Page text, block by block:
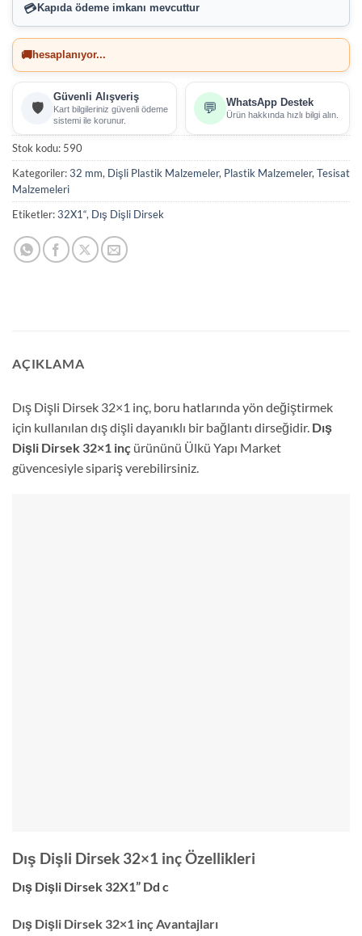
💳 Kapıda ödeme imkanı mevcuttur
🚚hesaplanıyor...
🛡️
Güvenli Alışveriş
Kart bilgileriniz güvenli ödeme
sistemi ile korunur.
💬 WhatsApp Destek
Ürün hakkında hızlı bilgi alın.
Stok kodu: 590
Kategoriler:32 mm, Dişli Plastik Malzemeler, Plastik Malzemeler, Tesisat
Malzemeleri
Etiketler:32X1“, Dış Dişli Dirsek
AÇIKLAMA
Dış Dişli Dirsek 32×1 inç, boru hatlarında yön değiştirmek
için kullanılan dış dişli dayanıklı bir bağlantı dirseğidir. Dış
Dişli Dirsek 32×1 inç ürününü Ülkü Yapı Market
güvencesiyle sipariş verebilirsiniz.
Dış Dişli Dirsek 32×1 inç Özellikleri
Dış Dişli Dirsek 32X1” Dd c
Dış Dişli Dirsek 32×1 inç Avantajları